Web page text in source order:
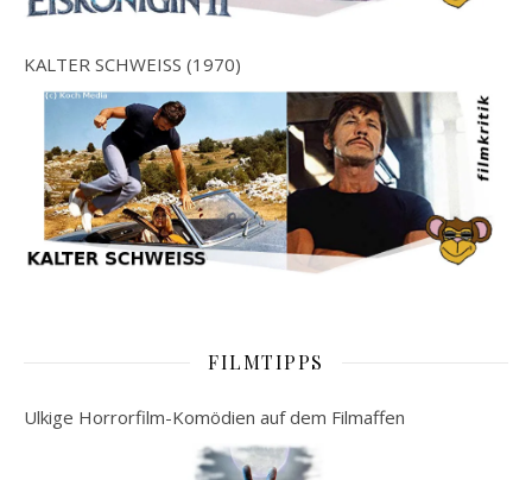
KALTER SCHWEISS (1970)
FILMTIPPS
Ulkige Horrorfilm-Komödien auf dem Filmaffen